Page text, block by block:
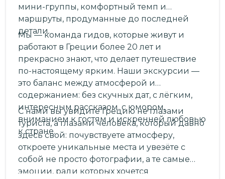
мини-группы, комфортный темп и
маршруты, продуманные до последней
детали.
Мы — команда гидов, которые живут и
работают в Греции более 20 лет и
прекрасно знают, что делает путешествие
по-настоящему ярким. Наши экскурсии —
это баланс между атмосферой и
содержанием: без скучных дат, с лёгким,
интересным рассказом, с юмором,
вниманием к гостям и искренней любовью
к стране.
С нами вы увидите Грецию не глазами
туриста, а глазами человека, который давно
здесь свой: почувствуете атмосферу,
откроете уникальные места и увезёте с
собой не просто фотографии, а те самые
эмоции, ради которых хочется